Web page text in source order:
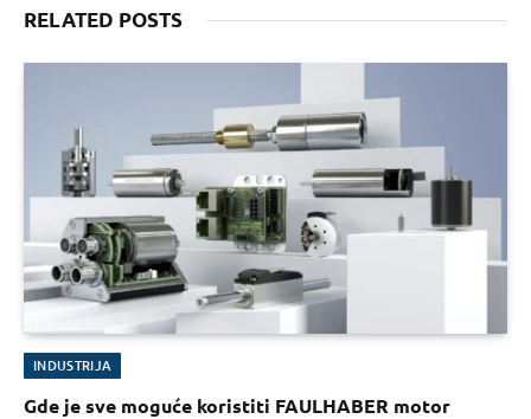
RELATED POSTS
INDUSTRIJA
Gde je sve moguće koristiti FAULHABER motor